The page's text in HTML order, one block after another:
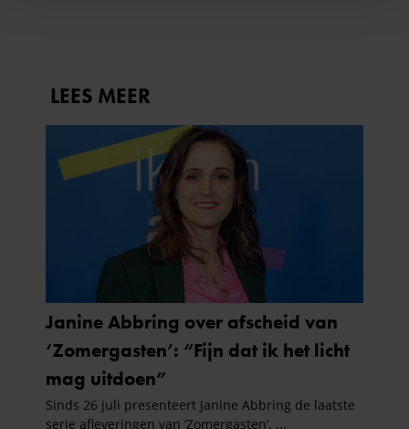
partners kunnen deze gegevens combineren met andere
verzameld op basis van uw gebruik van hun services. U
gaat akkoord met onze cookies als u onze website blijft
gebruiken.